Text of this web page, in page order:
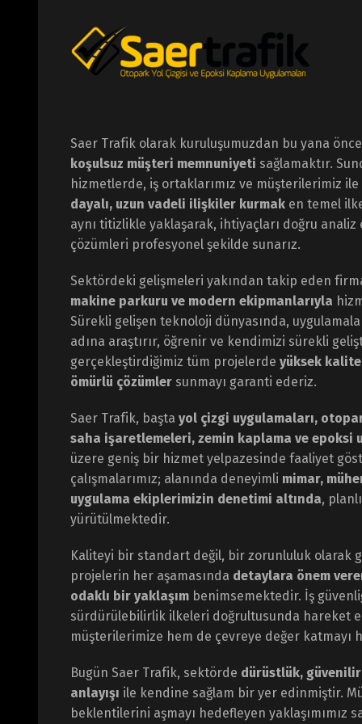
Saer Trafik olarak kuruluşumuzdan bu yana
koşulsuz müşteri memnuniyeti sağlamaktır.
hizmetlerde, iş ortaklarımız ve müşterilerimiz ile
dayalı, uzun vadeli ilişkiler kurmaken temel
aynı titizlikle yaklaşarak, ihtiyaçları doğru analiz
çözümleri profesyonel şekilde sunarız.
Sektördeki gelişmeleri yakından takip eden
makine parkuru ve modern ekipmanlarıyla
Sürekli gelişen teknoloji dünyasında,
adına araştırır, öğrenir ve kendimizi sürekli
gerçekleştirdiğimiz tüm projelerde yüksek
ömürlü çözümlersunmayı garanti ederiz.
Saer Trafik, başta yol çizgi uygulamaları,
saha işaretlemeleri, zemin kaplama ve epoksi
üzere geniş bir hizmet yelpazesinde faaliyet
çalışmalarımız; alanında deneyimli mimar,
uygulama ekiplerimizin denetimi altında,
yürütülmektedir.
Kaliteyi bir standart değil, bir zorunluluk olarak
projelerin her aşamasında detaylara önem
odaklı bir yaklaşımbenimsemektedir. İş
sürdürülebilirlik ilkeleri doğrultusunda hareket
müşterilerimize hem de çevreye değer katmayı
Bugün Saer Trafik, sektörde dürüstlük,
anlayışı ile kendine sağlam bir yer edinmiştir.
beklentilerini aşmayı hedefleyen yaklaşımımız